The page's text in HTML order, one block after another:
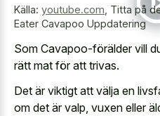
Källa: youtube.com Titta på
Eater Cavapoo Uppdatering
Som Cavapoo-förälder vill
rätt mat för att trivas.
Det är viktigt att välja en
om det är valp, vuxen eller